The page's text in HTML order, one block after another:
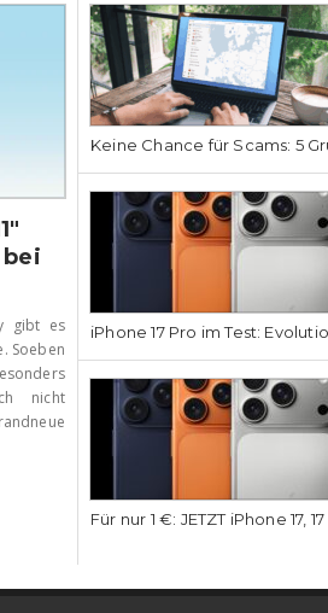
bei
gibt es
Soeben
nicht
Keine Chance für Scams: 5
iPhone 17 Pro im Test:
Für nur 1 €: JETZT iPhone 17,